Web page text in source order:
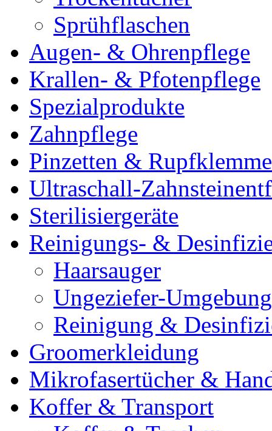
Sprühflaschen
Augen- & Ohrenpflege
Krallen- & Pfotenpflege
Spezialprodukte
Zahnpflege
Pinzetten &
Ultraschall-
Sterilisiergeräte
Reinigungs- &
Haarsauger
Ungeziefer-
Reinigung &
Groomerkleidung
Mikrofasertücher &
Koffer & Transport